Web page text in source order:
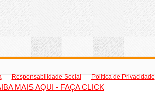
Responsabilidade Social Politica de Privacidade